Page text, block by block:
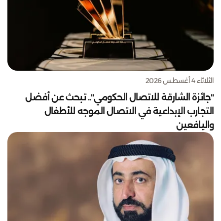
الثلاثاء 4 أغسطس 2026
"جائزة الشارقة للاتصال الحكومي".. تبحث عن أفضل
التجارب الإبداعية في الاتصال الموجه للأطفال
واليافعين